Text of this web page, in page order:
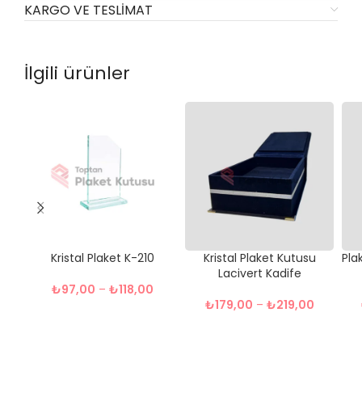
KARGO VE TESLIMAT
İlgili ürünler
Kristal Plaket K-210
₺97,00 – ₺118,00
Kristal Plaket Kutusu
Lacivert Kadife
₺179,00 – ₺219,00